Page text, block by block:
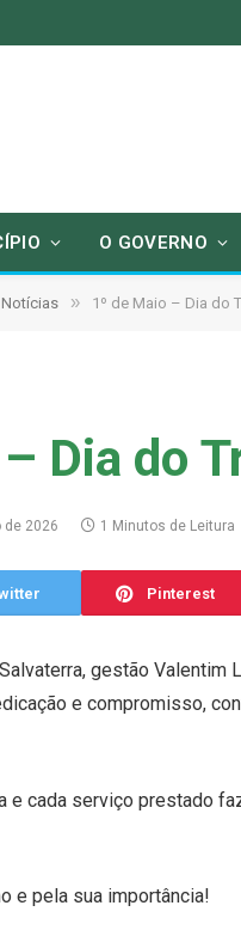
O GOVERNO
Notícias » 1º de Maio – Dia do
Dia do
de 2026 1 Minutos de Leitura
Pinterest
gestão Valentim
e compromisso,
e cada serviço prestado
e pela sua importância!